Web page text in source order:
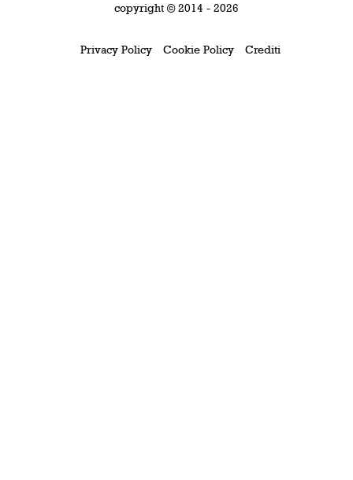
copyright © 2014 - 2026
Privacy Policy Cookie Policy Crediti